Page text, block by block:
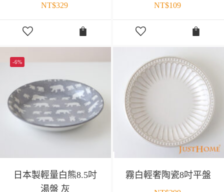
NT$329 NT$109
-6%
日本製輕量白熊8.5吋
湯盤 灰
霧白輕奢陶瓷8吋平盤